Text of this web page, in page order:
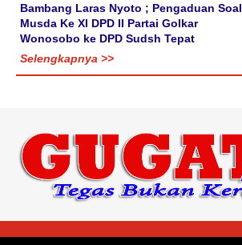
Bambang Laras Nyoto ; Pengaduan Soal
Musda Ke XI DPD II Partai Golkar
Wonosobo ke DPD Sudsh Tepat
Selengkapnya >>